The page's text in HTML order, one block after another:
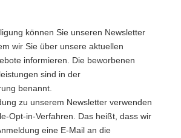
können Sie unseren Newsletter
wir Sie über unsere aktuellen
informieren. Die beworbenen
sind in der
benannt.
zu unserem Newsletter verwenden
Opt-in-Verfahren. Das heißt, dass wir
eine E-Mail an die